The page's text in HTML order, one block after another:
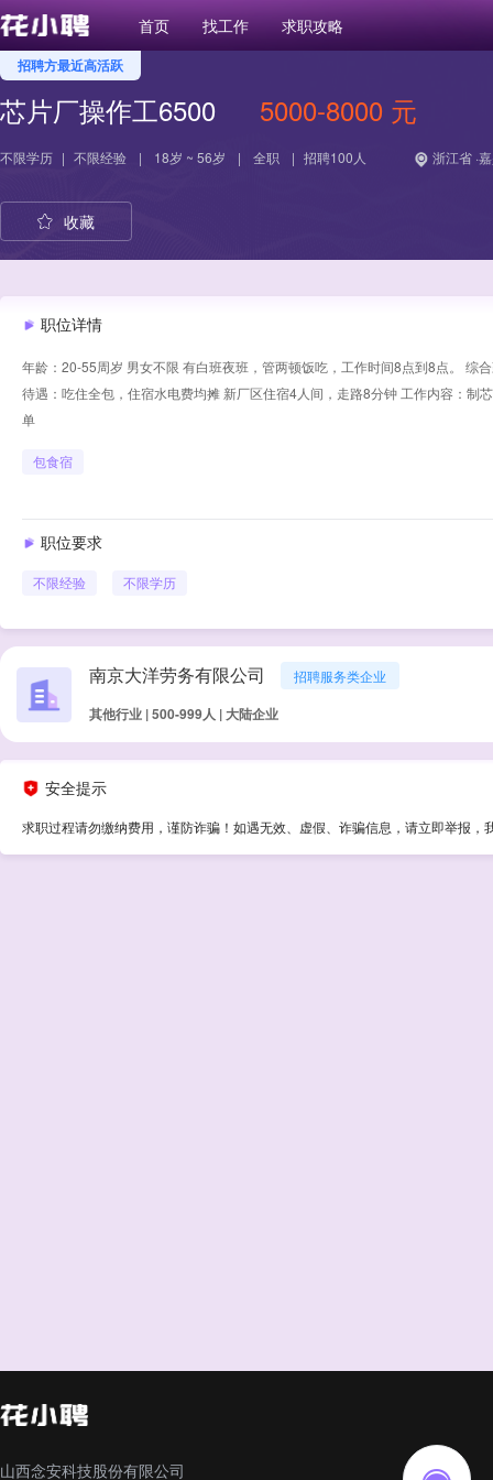
首页 找工作 求职攻略
招聘方最近高活跃
芯片厂操作工6500 5000-8000 元
不限学历 | 不限经验 | 18岁 ~ 56岁 | 全职 | 招聘100人 浙江省 ·
收藏
职位详情
年龄：20-55周岁 男女不限 有白班夜班，管两顿饭吃，工作时间8点到8点。 综
待遇：吃住全包，住宿水电费均摊 新厂区住宿4人间，走路8分钟 工作内容：
单
包食宿
职位要求
不限经验 不限学历
南京大洋劳务有限公司 招聘服务类企业
其他行业 | 500-999人 | 大陆企业
安全提示
求职过程请勿缴纳费用，谨防诈骗！如遇无效、虚假、诈骗信息，请立即举报，
山西念安科技股份有限公司